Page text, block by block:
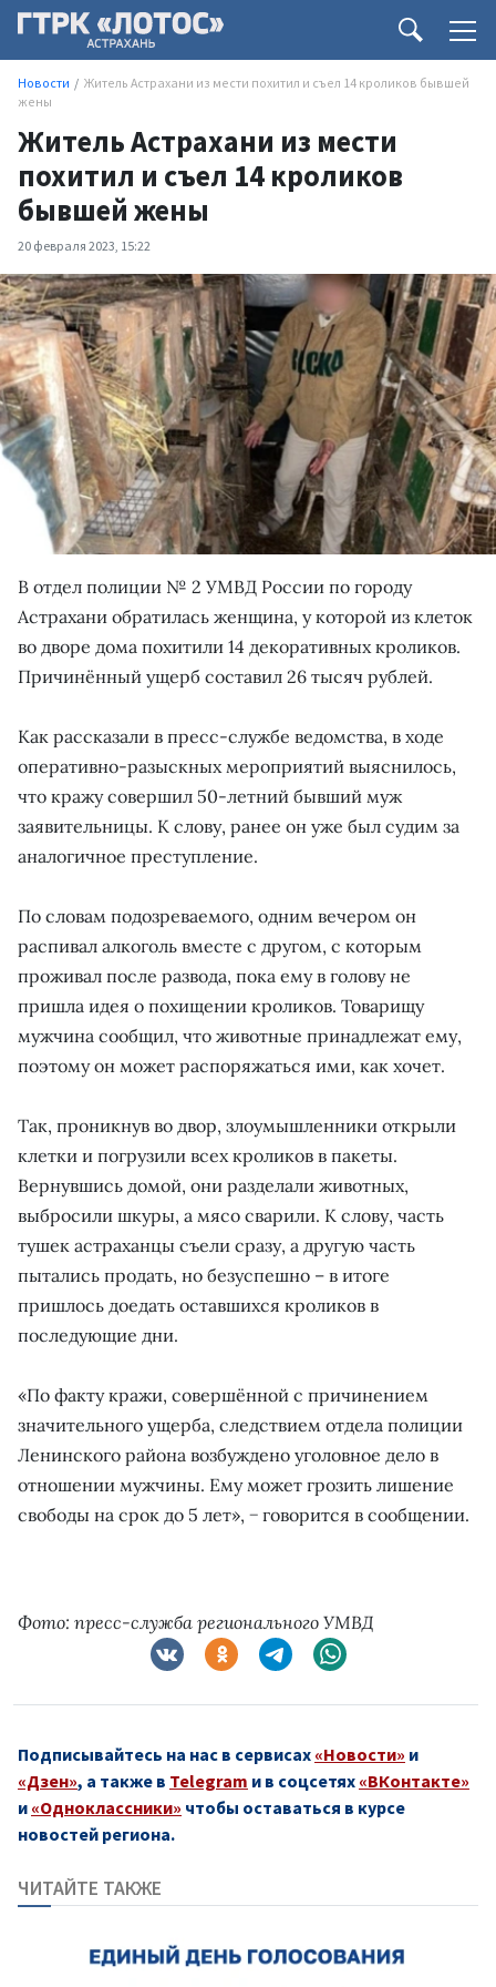
Новости
Житель Астрахани из мести похитил и съел 14 кроликов бывшей
жены
Житель Астрахани из мести
похитил и съел 14 кроликов
бывшей жены
20 февраля 2023, 15:22
В отдел полиции № 2 УМВД России по городу
Астрахани обратилась женщина, у которой из клеток
во дворе дома похитили 14 декоративных кроликов.
Причинённый ущерб составил 26 тысяч рублей.
Как рассказали в пресс-службе ведомства, в ходе
оперативно-разыскных мероприятий выяснилось,
что кражу совершил 50-летний бывший муж
заявительницы. К слову, ранее он уже был судим за
аналогичное преступление.
По словам подозреваемого, одним вечером он
распивал алкоголь вместе с другом, с которым
проживал после развода, пока ему в голову не
пришла идея о похищении кроликов. Товарищу
мужчина сообщил, что животные принадлежат ему,
поэтому он может распоряжаться ими, как хочет.
Так, проникнув во двор, злоумышленники открыли
клетки и погрузили всех кроликов в пакеты.
Вернувшись домой, они разделали животных,
выбросили шкуры, а мясо сварили. К слову, часть
тушек астраханцы съели сразу, а другую часть
пытались продать, но безуспешно – в итоге
пришлось доедать оставшихся кроликов в
последующие дни.
«По факту кражи, совершённой с причинением
значительного ущерба, следствием отдела полиции
Ленинского района возбуждено уголовное дело в
отношении мужчины. Ему может грозить лишение
свободы на срок до 5 лет», − говорится в сообщении.
Фото: пресс-служба регионального УМВД
Подписывайтесь на нас в сервисах «Новости» и
«Дзен», а также в Telegram и в соцсетях «ВКонтакте»
и «Одноклассники» чтобы оставаться в курсе
новостей региона.
ЧИТАЙТЕ ТАКЖЕ